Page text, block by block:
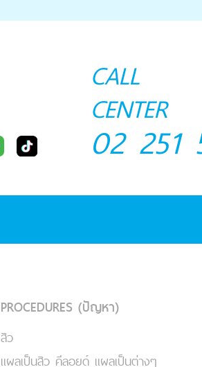
CALL
CENTER
02 251
PROCEDURES (ปัญหา)
สิว
แผลเป็นสิว คีลอยด์ แผลเป็นต่างๆ